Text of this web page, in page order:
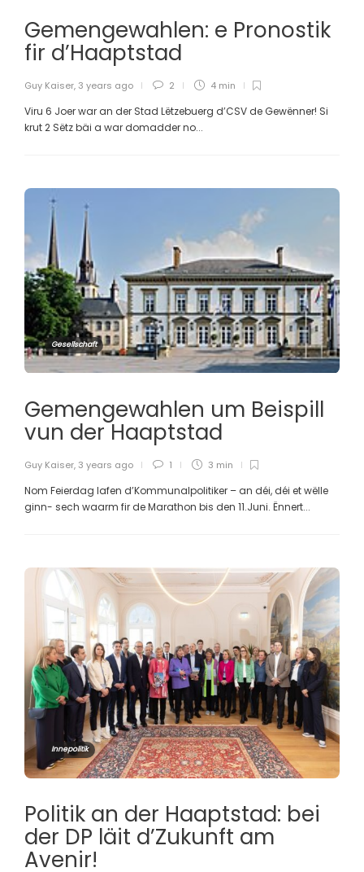
Gemengewahlen: e Pronostik
fir d’Haaptstad
Guy Kaiser, 3 years ago 2 4 min
Viru 6 Joer war an der Stad Lëtzebuerg d’CSV de Gewënner! Si
krut 2 Sëtz bäi a war domadder no...
Gesellschaft
Gemengewahlen um Beispill
vun der Haaptstad
Guy Kaiser, 3 years ago 1 3 min
Nom Feierdag lafen d’Kommunalpolitiker – an déi, déi et wëlle
ginn- sech waarm fir de Marathon bis den 11.Juni. Ënnert...
Innepolitik
Politik an der Haaptstad: bei
der DP läit d’Zukunft am
Avenir!